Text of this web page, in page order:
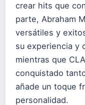
crear hits que
parte, Abraham
versátiles y
su experiencia y
mientras que
conquistado
añade un toque
personalidad.